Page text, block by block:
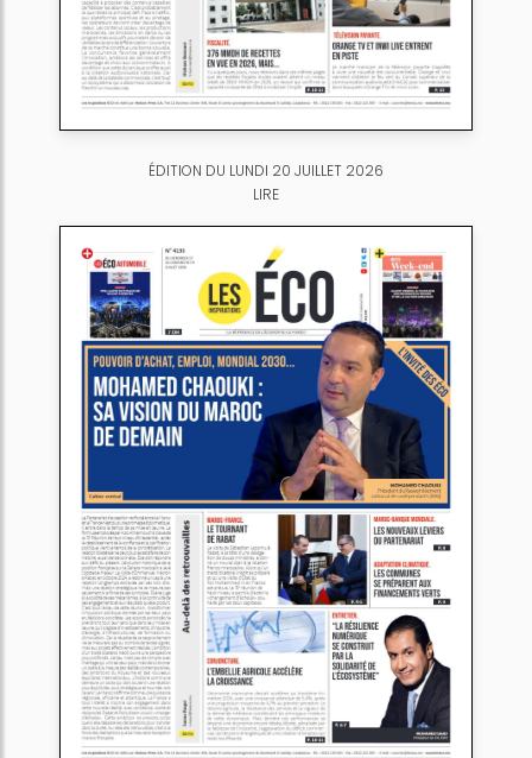
ÉDITION DU LUNDI 20 JUILLET 2026
LIRE